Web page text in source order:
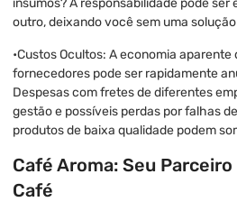
insumos? A responsabilidade pode ser
outro, deixando você sem uma
•Custos Ocultos: A economia
fornecedores pode ser rapidamente
Despesas com fretes de diferentes
gestão e possíveis perdas por falhas
produtos de baixa qualidade podem
Café Aroma: Seu
Café